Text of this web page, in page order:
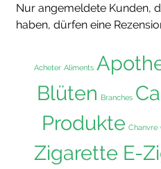
Nur angemeldete Kunden,
haben, dürfen eine
Acheter Aliments
Blüten
Branches
Produkte Chanvre
Zigarette E-